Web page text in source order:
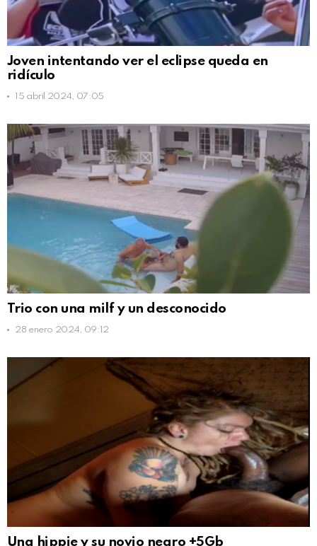
Joven intentando ver el eclipse queda en
ridículo
15 abril 2024, 07:05
Trio con una milf y un desconocido
28 enero 2024, 09:12
Una hippie y su novio negro +5Gb